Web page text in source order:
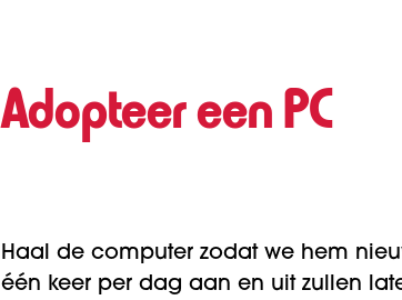
Adopteer een PC
Haal de computer zodat we hem
één keer per dag aan en uit zullen